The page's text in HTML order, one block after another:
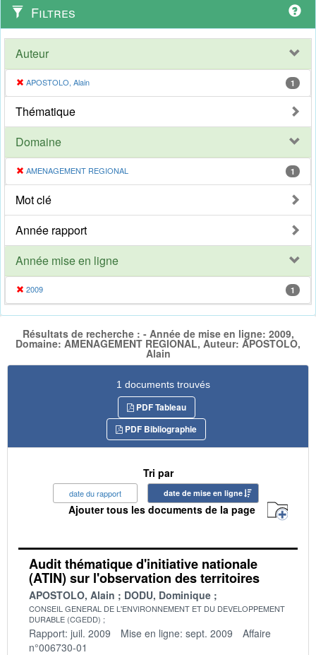
Filtres
Auteur
APOSTOLO, Alain 1
Thématique
Domaine
AMENAGEMENT REGIONAL 1
Mot clé
Année rapport
Année mise en ligne
2009 1
Résultats de recherche : - Année de mise en ligne: 2009,
Domaine: AMENAGEMENT REGIONAL, Auteur: APOSTOLO,
Alain
1 documents trouvés
PDF Tableau
PDF Bibliographie
Tri par
date du rapport date de mise en ligne
Ajouter tous les documents de la page
Audit thématique d'initiative nationale
(ATIN) sur l'observation des territoires
APOSTOLO, Alain DODU, Dominique
CONSEIL GENERAL DE L'ENVIRONNEMENT ET DU DEVELOPPEMENT
DURABLE (CGEDD)
Rapport: juil. 2009 Mise en ligne: sept. 2009
Affaire
n°006730-01